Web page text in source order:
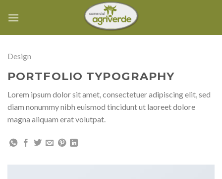
Design
PORTFOLIO TYPOGRAPHY
Lorem ipsum dolor sit amet, consectetuer adipiscing elit, sed
diam nonummy nibh euismod tincidunt ut laoreet dolore
magna aliquam erat volutpat.